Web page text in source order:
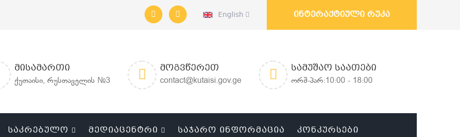
English ინტერაქტიული რუკა
ᲛᲘᲡᲐᲛᲐᲠᲗᲘ
ქუთაისი, რუსთაველის №3
ᲛᲝᲒᲕᲬᲔᲠᲔᲗ
contact@kutaisi.gov.ge
ᲡᲐᲛᲣᲨᲐᲝ ᲡᲐᲐᲗᲔᲑᲘ
ორშ-პარ:10:00 - 18:00
ᲡᲐᲙᲠᲔᲑᲣᲚᲝ ᲛᲔᲓᲘᲐᲪᲔᲜᲢᲠᲘ ᲡᲐᲯᲐᲠᲝ ᲘᲜᲤᲝᲠᲛᲐᲪᲘᲐ ᲙᲝᲜᲙᲣᲠᲡᲔᲑᲘ